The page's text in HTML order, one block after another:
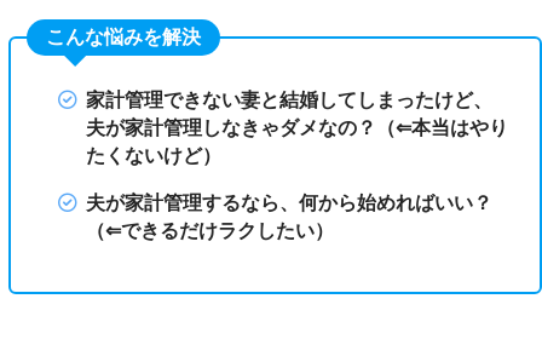
こんな悩みを解決
家計管理できない妻と結婚してしまったけど、
夫が家計管理しなきゃダメなの？（⇐本当はやり
たくないけど）
夫が家計管理するなら、何から始めればいい？
（⇐できるだけラクしたい）